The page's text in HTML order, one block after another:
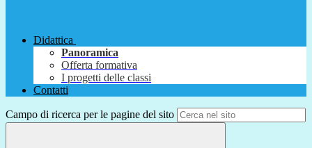
Didattica
Panoramica
Offerta formativa
I progetti delle classi
Contatti
Campo di ricerca per le pagine del sito